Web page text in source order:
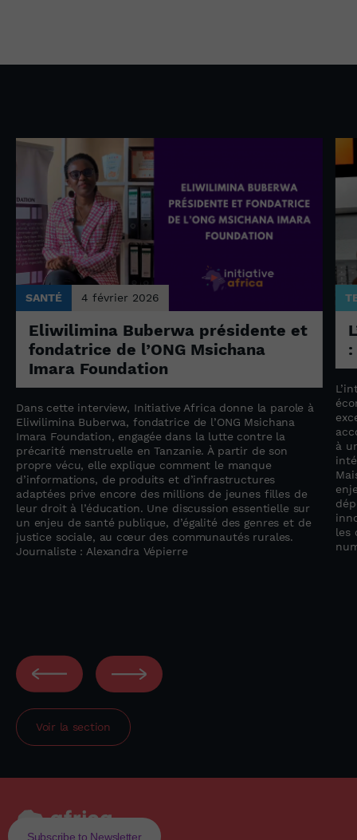
SANTÉ 4 février 2026
Eliwilimina Buberwa présidente et
fondatrice de l’ONG Msichana
Imara Foundation
Dans cette interview, Initiative Africa donne la parole à
Eliwilimina Buberwa, fondatrice de l’ONG Msichana
Imara Foundation, engagée dans la lutte contre la
précarité menstruelle en Tanzanie. À partir de son
propre vécu, elle explique comment le manque
d’informations, de produits et d’infrastructures
adaptées prive encore des millions de jeunes filles de
leur droit à l’éducation. Une discussion essentielle sur
un enjeu de santé publique, d’égalité des genres et de
justice sociale, au cœur des communautés rurales.
Journaliste : Alexandra Vépierre
à
les
Voir la section
Subscribe to Newsletter